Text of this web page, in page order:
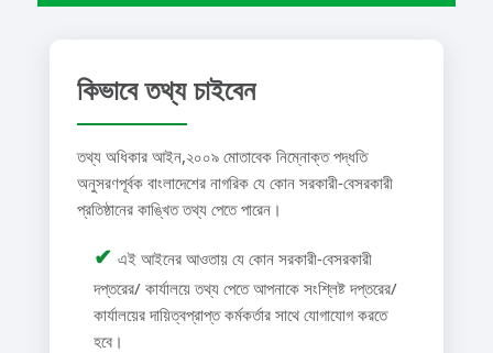
কিভাবে তথ্য চাইবেন
তথ্য অধিকার আইন,২০০৯ মোতাবেক নিম্নোক্ত পদ্ধতি
অনুসরণপূর্বক বাংলাদেশের নাগরিক যে কোন সরকারী-বেসরকারী
প্রতিষ্ঠানের কাঙ্খিত তথ্য পেতে পারেন।
✔এই আইনের আওতায় যে কোন সরকারী-বেসরকারী
দপ্তরের/ কার্যালয়ে তথ্য পেতে আপনাকে সংশ্লিষ্ট দপ্তরের/
কার্যালয়ের দায়িত্বপ্রাপ্ত কর্মকর্তার সাথে যোগাযোগ করতে
হবে।